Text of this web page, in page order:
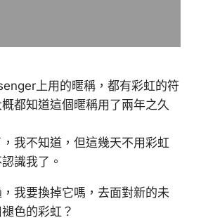
上用的暱稱，都有彩虹的符
都知道這個暱稱用了兩年之久
我不知道，但這幾天不用彩虹
識我了。
我要換掉它嗎，去面對新的未
色的彩虹？